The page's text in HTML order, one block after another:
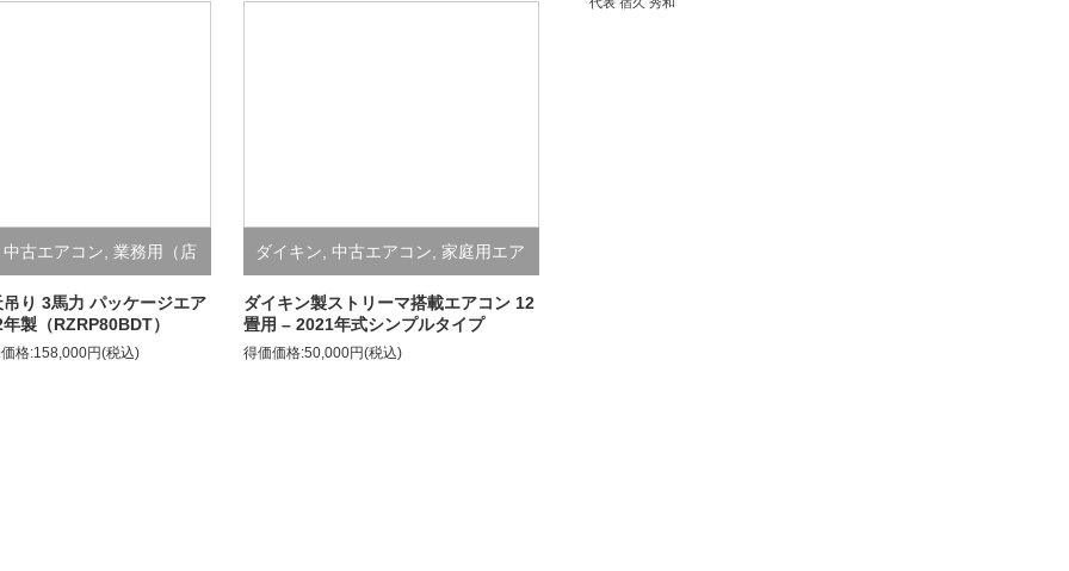
中古エアコン 業務用（店
用）エアコン
り 3馬力 パッケージエア
製（RZRP80BDT）
格:158,000円(税込)
ダイキン 中古エアコン 家庭用エア
コン
ダイキン製ストリーマ搭載エアコン 12
畳用 – 2021年式シンプルタイプ
得価価格:50,000円(税込)